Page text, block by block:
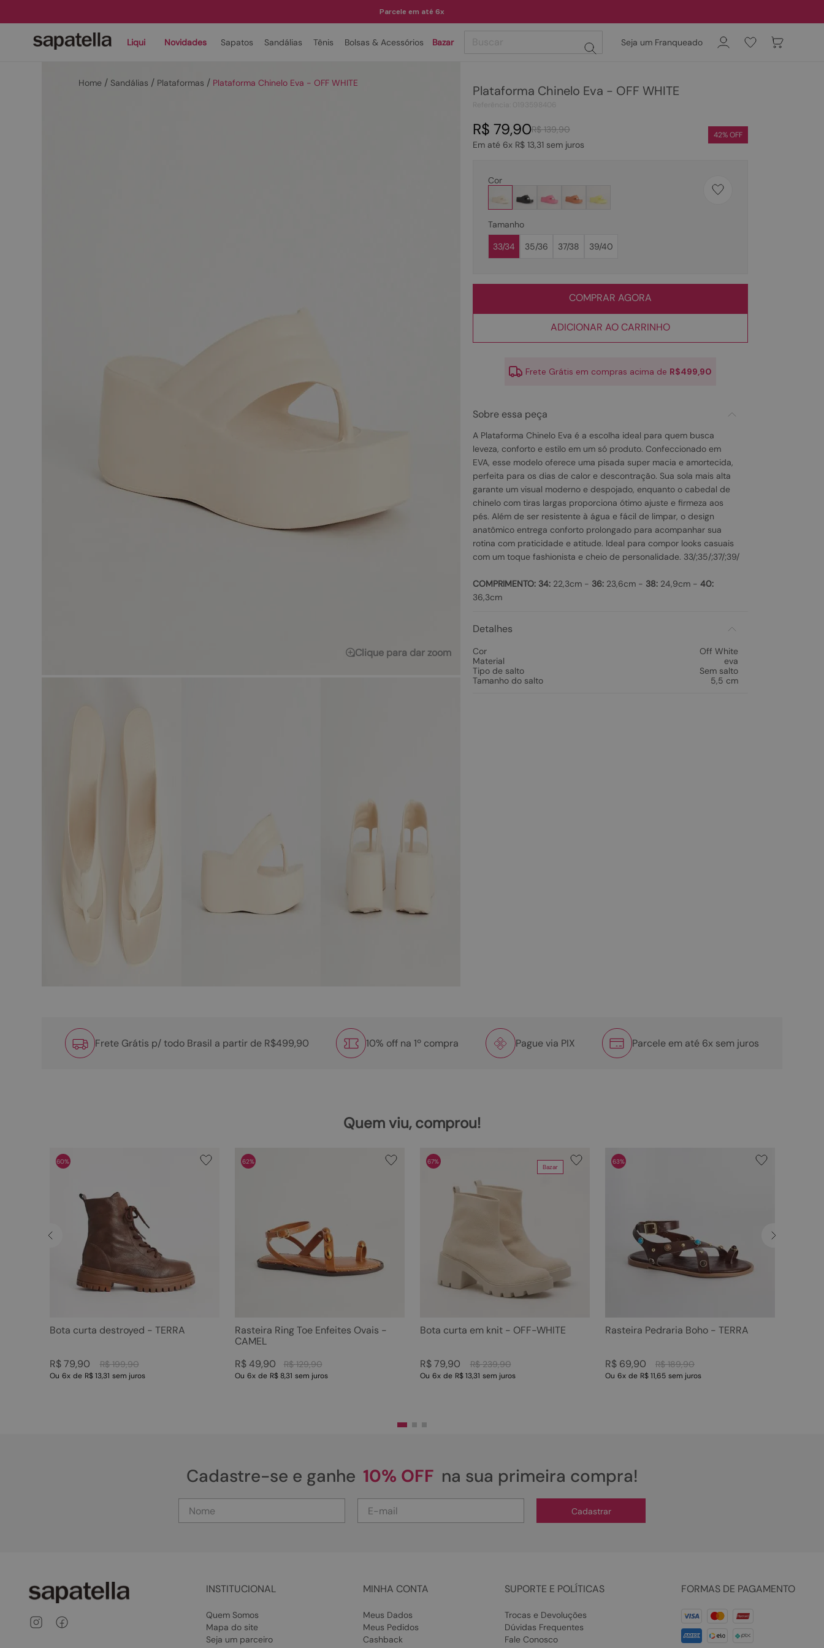
Parcele em até 6x
Liqui Novidades Sapatos Sandálias Tênis Bolsas & Acessórios Bazar Seja um Franqueado
Sandálias Plataformas Plataforma Chinelo Eva - OFF WHITE
Clique para dar zoom
Plataforma Chinelo Eva - OFF WHITE
R$ 139,90
R$ 79,90
Em até 6x R$ 13,31sem juros
42% OFF
Cor
Tamanho
33/34
35/36 37/38 39/40
COMPRAR AGORA
ADICIONAR AO CARRINHO
Frete Grátis em compras acima de R$499,90
Sobre essa peça
A Plataforma Chinelo Eva é a escolha ideal para quem busca
leveza, conforto e estilo em um só produto. Confeccionado em
EVA, esse modelo oferece uma pisada super macia e amortecida,
perfeita para os dias de calor e descontração. Sua sola mais alta
garante um visual moderno e despojado, enquanto o cabedal de
chinelo com tiras largas proporciona ótimo ajuste e firmeza aos
pés. Além de ser resistente à água e fácil de limpar, o design
anatômico entrega conforto prolongado para acompanhar sua
rotina com praticidade e atitude. Ideal para compor looks casuais
com um toque fashionista e cheio de personalidade. 33/;35/;37/;39/
COMPRIMENTO: 34:22,3cm - 36:23,6cm - 38:24,9cm - 40:
36,3cm
Detalhes
Cor
Off White
Material
eva
Tipo de salto
Sem salto
Tamanho do salto
5,5 cm
Frete Grátis p/ todo Brasil a partir de R$499,90 10% off na 1º compra Pague via PIX Parcele em até 6x sem juros
Quem viu, comprou!
60%
Bota curta destroyed - TERRA
R$ 199,90
R$ 79,90
Ou 6x de R$ 13,31 sem juros
62%
Rasteira Ring Toe Enfeites Ovais -
CAMEL
R$ 129,90
R$ 49,90
Ou 6x de R$ 8,31 sem juros
Bazar
67%
Bota curta em knit - OFF-WHITE
R$ 239,90
R$ 79,90
Ou 6x de R$ 13,31 sem juros
63%
Rasteira Pedraria Boho - TERRA
R$ 189,90
R$ 69,90
Ou 6x de R$ 11,65 sem juros
Cadastre-se e ganhe 10% OFF na sua primeira compra!
Cadastrar
INSTITUCIONAL
Quem Somos
Mapa do site
Seja um parceiro
MINHA CONTA
Meus Dados
Meus Pedidos
Cashback
SUPORTE E POLÍTICAS
Trocas e Devoluções
Dúvidas Frequentes
Fale Conosco
FORMAS DE PAGAMENTO